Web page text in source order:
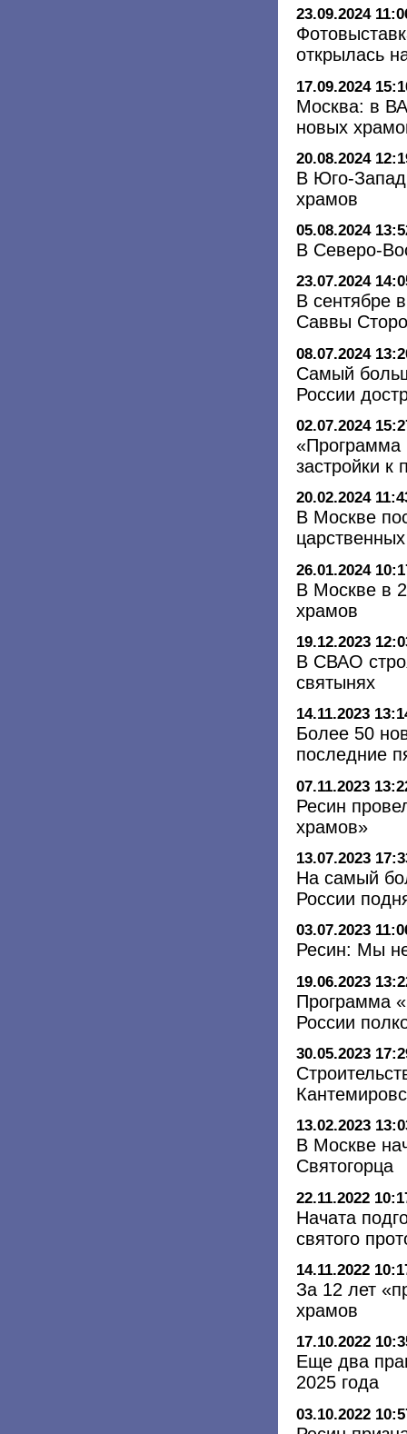
23.09.2024
открылась
17.09.2024
Москва: в
новых
20.08.2024
В Юго-
храмов
05.08.2024
В Северо-
23.07.2024
В сентябре
Саввы
08.07.2024
Самый
России
02.07.2024
«Программа
застройки к
20.02.2024
В Москве
26.01.2024
В Москве в
храмов
19.12.2023
В СВАО
святынях
14.11.2023
Более 50
последние
07.11.2023
Ресин
храмов»
13.07.2023
На самый
России
03.07.2023
Ресин: Мы
19.06.2023
Программа
России
30.05.2023
13.02.2023
В Москве
Святогорца
22.11.2022
Начата
святого
14.11.2022
За 12 лет
храмов
17.10.2022
Еще два
2025 года
03.10.2022